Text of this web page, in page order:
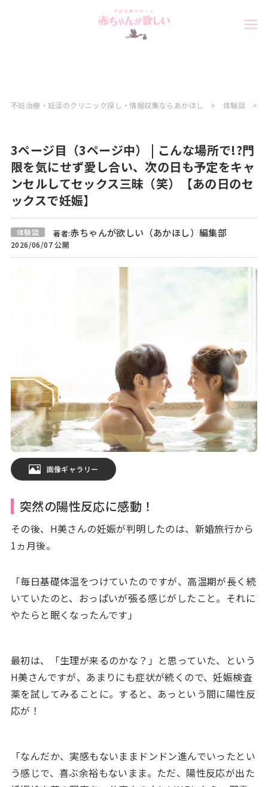
不妊治療・妊活のクリニック探し・情報収集ならあかほし 体験談
3ページ目（3ページ中） | こんな場所で!?門
限を気にせず愛し合い、次の日も予定をキャ
ンセルしてセックス三昧（笑）【あの日のセ
ックスで妊娠】
体験談 著者:赤ちゃんが欲しい（あかほし）編集部
2026/06/07 公開
画像ギャラリー
突然の陽性反応に感動！
その後、H美さんの妊娠が判明したのは、新婚旅行から
1ヵ月後。
「毎日基礎体温をつけていたのですが、高温期が長く続
いていたのと、おっぱいが張る感じがしたこと。それに
やたらと眠くなったんです」
最初は、「生理が来るのかな？」と思っていた、という
H美さんですが、あまりにも症状が続くので、妊娠検査
薬を試してみることに。すると、あっという間に陽性反
応が！
「なんだか、実感もないままドンドン進んでいったとい
う感じで、喜ぶ余裕もないまま。ただ、陽性反応が出た